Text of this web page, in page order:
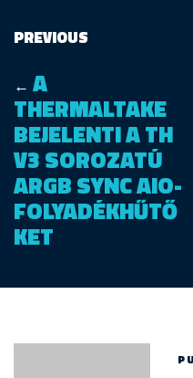
PREVIOUS
← A
THERMALTAKE
BEJELENTI A TH
V3 SOROZATÚ
ARGB SYNC AIO-
FOLYADÉKHŰTŐ
KET